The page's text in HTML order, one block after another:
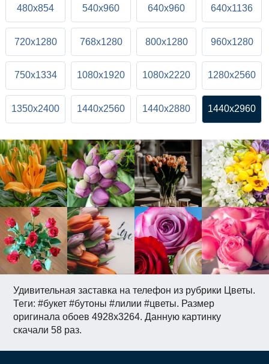
Удивительная заставка на телефон из рубрики Цветы.
Теги: #букет #бутоны #лилии #цветы. Размер
оригинала обоев 4928x3264. Данную картинку
скачали 58 раз.
480x854 540x960 640x960 640x1136
720x1280 768x1280 800x1280 960x1280
750x1334 1080x1920 1080x2220 1280x2560
1350x2400 1440x2560 1440x2880 1440x2960